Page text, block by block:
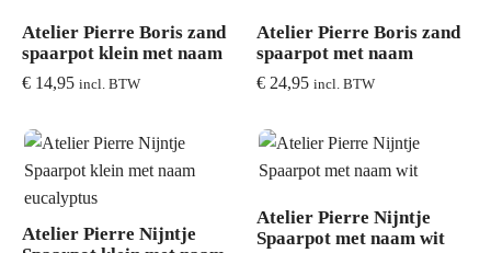
Atelier Pierre Boris zand
spaarpot klein met naam
€ 14,95 incl. BTW
Atelier Pierre Boris zand
spaarpot met naam
€ 24,95 incl. BTW
Atelier Pierre Nijntje
Atelier Pierre Nijntje
Spaarpot met naam wit